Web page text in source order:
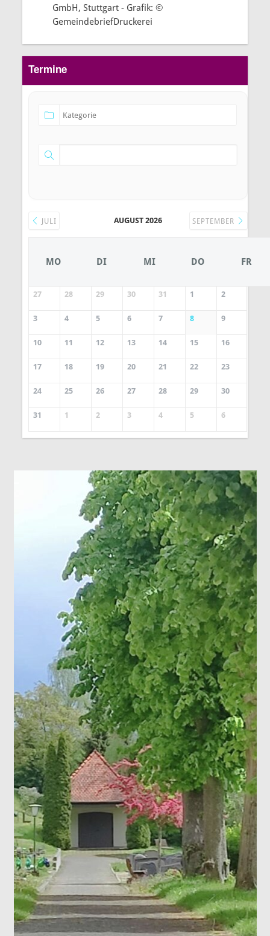
GmbH, Stuttgart - Grafik: ©
GemeindebriefDruckerei
Termine
JULI AUGUST 2026 SEPTEMBER
MO DI MI DO FR
27 28 29 30 31 1 2
3 4 5 6 7 8 9
10 11 12 13 14 15 16
17 18 19 20 21 22 23
24 25 26 27 28 29 30
31 1 2 3 4 5 6